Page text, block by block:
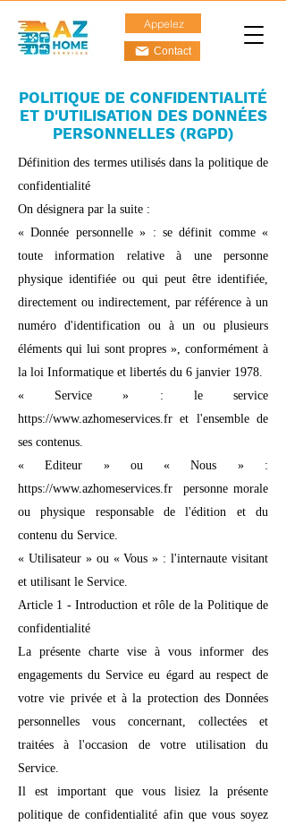
Appelez
Contact
POLITIQUE DE CONFIDENTIALITÉ
ET D'UTILISATION DES DONNÉES
PERSONNELLES (RGPD)
Définition des termes utilisés dans la politique de
confidentialité
On désignera par la suite :
« Donnée personnelle » : se définit comme «
toute information relative à une personne
physique identifiée ou qui peut être identifiée,
directement ou indirectement, par référence à un
numéro d'identification ou à un ou plusieurs
éléments qui lui sont propres », conformément à
la loi Informatique et libertés du 6 janvier 1978.
« Service » : le service
https://www.azhomeservices.fr et l'ensemble de
ses contenus.
« Editeur » ou « Nous » :
https://www.azhomeservices.fr personne morale
ou physique responsable de l'édition et du
contenu du Service.
« Utilisateur » ou « Vous » : l'internaute visitant
et utilisant le Service.
Article 1 - Introduction et rôle de la Politique de
confidentialité
La présente charte vise à vous informer des
engagements du Service eu égard au respect de
votre vie privée et à la protection des Données
personnelles vous concernant, collectées et
traitées à l'occasion de votre utilisation du
Service.
Il est important que vous lisiez la présente
politique de confidentialité afin que vous soyez